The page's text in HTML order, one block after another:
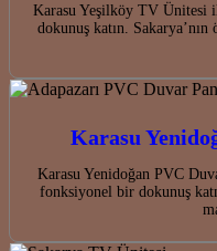
Karasu Yeşilköy TV Ünitesi
dokunuş katın.
Karasu
Karasu Yenidoğan PVC
fonksiyonel bir dokunuş